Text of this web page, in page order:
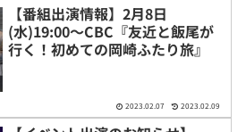
【番組出演情報】2月8日
(水)19:00〜CBC『友近と飯尾が
行く！初めての岡崎ふたり旅』
2023.02.07 2023.02.09